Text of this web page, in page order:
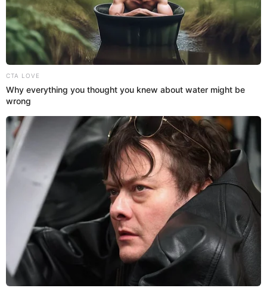
15 May 2024 | 10:45 h
Dayanita saca en cara las tardanzas de Pashi:
"Eres nueva y llegas a la hora que te da la gana"
de las pichangas' y la expuso frente a su jefe Jorge Benavides por
unas tardanzas cuando tienen que grabar.
Espectáculos El Popular
Dayanita